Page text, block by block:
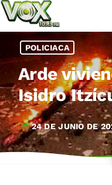
POLICIACA
Arde
Isidro
today 24 DE JUNIO DE